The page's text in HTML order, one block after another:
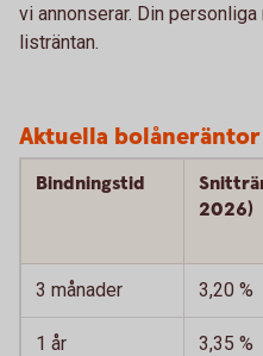
vi annonserar. Din personliga
listräntan.
Aktuella bolåneräntor
Bindningstid
2026)
3 månader 3,20 %
1 år 3,35 %